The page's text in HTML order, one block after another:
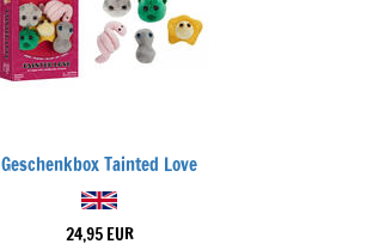
Geschenkbox Tainted Love
24,95 EUR